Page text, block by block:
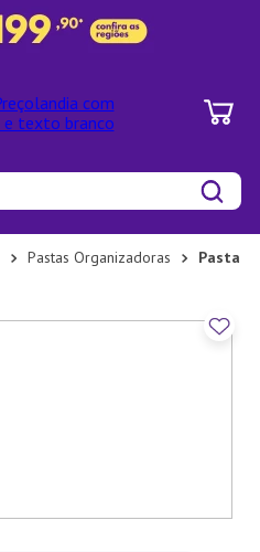
Pastas Organizadoras
Pasta